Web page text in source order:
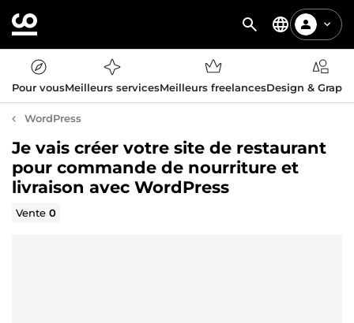
Pour vousMeilleurs servicesMeilleurs freelancesDesign &
WordPress
Je vais créer votre site de restaurant
pour commande de nourriture et
livraison avec WordPress
Vente0